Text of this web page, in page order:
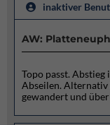
inaktiver
AW:
Topo passt.
Abseilen. Alternativ
gewandert und